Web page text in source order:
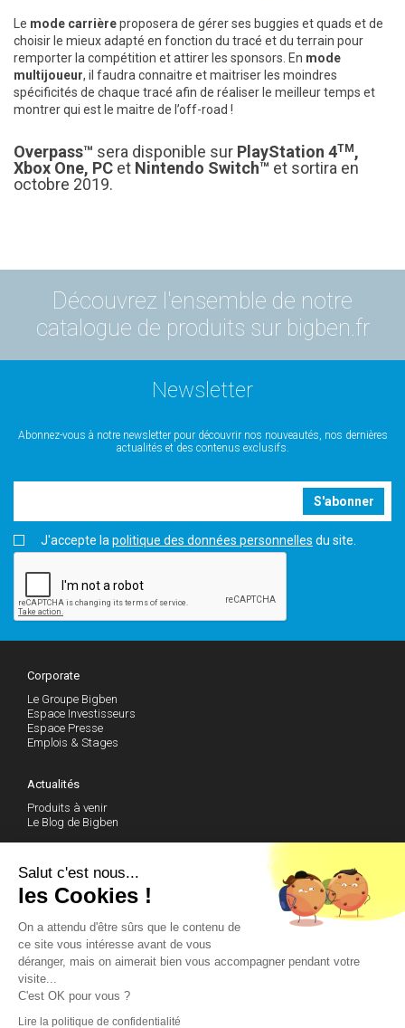
Le mode carrièreproposera de gérer ses buggies et quads et de
choisir le mieux adapté en fonction du tracé et du terrain pour
remporter la compétition et attirer les sponsors. En mode
multijoueur, il faudra connaitre et maitriser les moindres
spécificités de chaque tracé afin de réaliser le meilleur temps et
montrer qui est le maitre de l’off-road !
Overpass™ sera disponible sur PlayStation 4TM ,
Xbox One, PC et Nintendo Switch™ et sortira en
octobre 2019.
Découvrez l'ensemble de notre
catalogue de produits sur bigben.fr
Newsletter
Abonnez-vous à notre newsletter pour découvrir nos nouveautés, nos dernières
actualités et des contenus exclusifs.
S'abonner
J'accepte la politique des données personnelles du site.
Corporate
Le Groupe Bigben
Espace Investisseurs
Espace Presse
Emplois & Stages
Actualités
Produits à venir
Le Blog de Bigben
Support technique
Communauté
Club des Actionnaires
Facebook
Instagram
Twitter
Youtube
Contactez-nous
Salut c'est nous...
les Cookies !
On a attendu d'être sûrs que le contenu de
ce site vous intéresse avant de vous
déranger, mais on aimerait bien vous accompagner pendant votre
visite...
C'est OK pour vous ?
Lire la politique de confidentialité